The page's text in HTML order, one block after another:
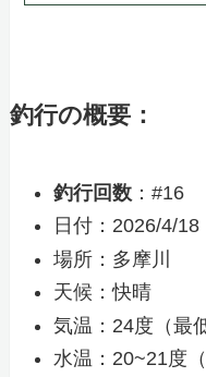
釣行の概要：
釣行回数 ：#16
日付：2026/4/18
場所：多摩川
天候：快晴
気温：24度（最
水温：20~21度（